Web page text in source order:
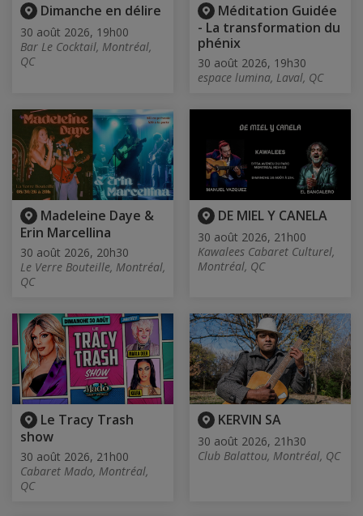
Dimanche en délire
30 août 2026, 19h00
Bar Le Cocktail, Montréal,
QC
Méditation Guidée
- La transformation du
phénix
30 août 2026, 19h30
espace lumina, Laval, QC
Madeleine Daye &
Erin Marcellina
30 août 2026, 20h30
Le Verre Bouteille, Montréal,
QC
DE MIEL Y CANELA
30 août 2026, 21h00
Kawalees Cabaret Culturel,
Montréal, QC
Le Tracy Trash
show
30 août 2026, 21h00
Cabaret Mado, Montréal,
QC
KERVIN SA
30 août 2026, 21h30
Club Balattou, Montréal, QC